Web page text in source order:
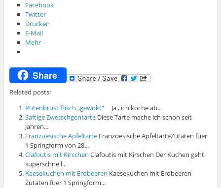
Facebook
Twitter
Drucken
E-Mail
Mehr
Share
Related posts:
Putenbrust frisch „gewokt“
Ja , ich koche ab...
Saftige Zwetschgentarte Diese Tarte mache ich schon seit
Jahren...
Franzoesische Apfeltarte Franzoesische ApfeltarteZutaten fuer
1 Springform von 28...
Clafoutis mit Kirschen Clafoutis mit Kirschen Der Kuchen geht
superschnell...
Kaesekuchen mit Erdbeeren Kaesekuchen mit Erdbeeren
Zutaten fuer 1 Springform...